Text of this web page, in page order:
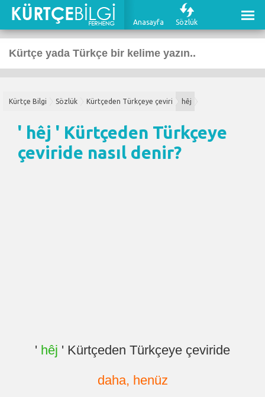
Anasayfa Sözlük
Kürtçe Bilgi Sözlük Kürtçeden Türkçeye çeviri hêj
' hêj ' Kürtçeden Türkçeye
çeviride nasıl denir?
' hêj ' Kürtçeden Türkçeye çeviride
daha, henüz